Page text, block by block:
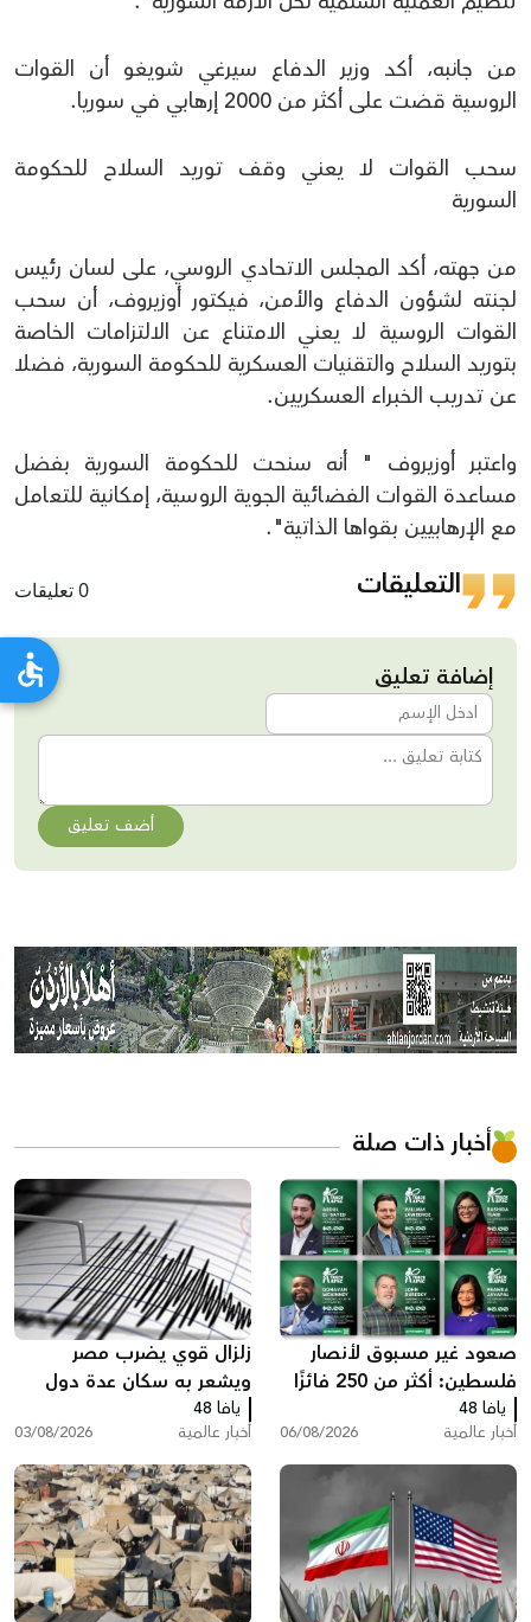
من جانبه، أكد وزير الدفاع سيرغي شويغو أن القوات
الروسية قضت على أكثر من 2000 إرهابي في سوريا.
سحب القوات لا يعني وقف توريد السلاح للحكومة
السورية
من جهته، أكد المجلس الاتحادي الروسي، على لسان رئيس
لجنته لشؤون الدفاع والأمن، فيكتور أوزيروف، أن سحب
القوات الروسية لا يعني الامتناع عن الالتزامات الخاصة
بتوريد السلاح والتقنيات العسكرية للحكومة السورية، فضلا
عن تدريب الخبراء العسكريين.
واعتبر أوزيروف " أنه سنحت للحكومة السورية بفضل
مساعدة القوات الفضائية الجوية الروسية، إمكانية للتعامل
مع الإرهابيين بقواها الذاتية".
التعليقات 0 تعليقات
إضافة تعليق
أضف تعليق
أخبار ذات صلة
صعود غير مسبوق لأنصار
فلسطين: أكثر من 250 فائزًا
بينهم 35 في الكونغرس
يافا 48
أخبار عالمية 06/08/2026
زلزال قوي يضرب مصر
ويشعر به سكان عدة دول
يافا 48
أخبار عالمية 03/08/2026